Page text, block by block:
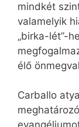
mindkét
valamelyik
„birka-lét”-
élő
Carballo